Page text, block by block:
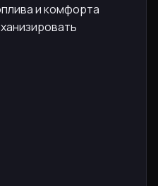
и комфорта